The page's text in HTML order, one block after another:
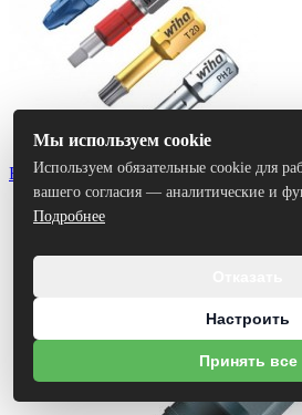
Биты
Мы используем cookie
Используем обязательные cookie для
вашего согласия — аналитические и
Подробнее
Настроить
Принять все